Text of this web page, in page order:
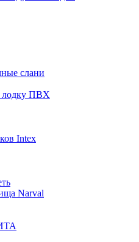
слани
лодку ПВХ
Intex
Narval